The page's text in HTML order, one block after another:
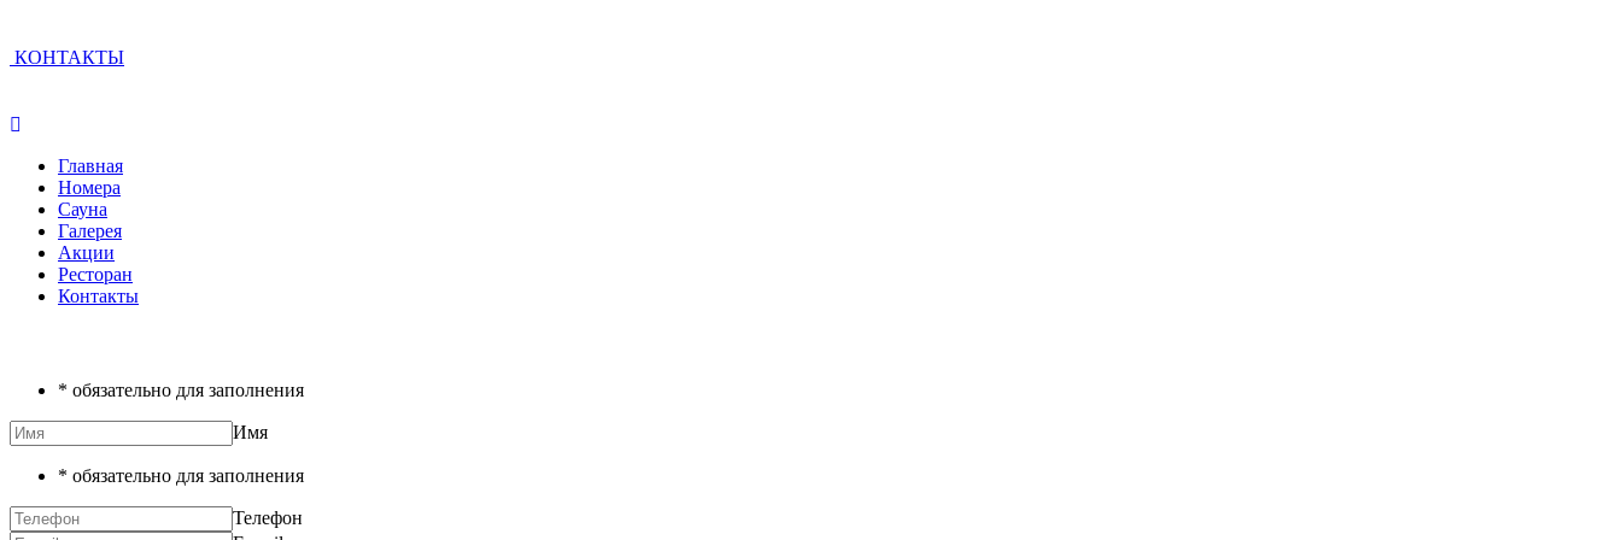
КОНТАКТЫ
Главная
Номера
Сауна
Галерея
Акции
Ресторан
Контакты
* обязательно для заполнения
Имя
* обязательно для заполнения
Телефон